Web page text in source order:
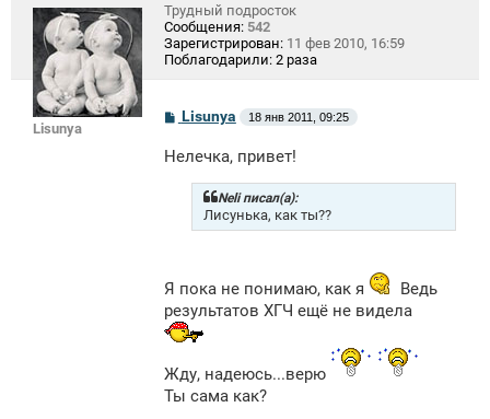
Lisunya
Трудный подросток
Сообщения: 542
Зарегистрирован: 11 фев 2010, 16:59
Поблагодарили: 2 раза
С
о
б
Lisunya 18 янв 2011, 09:25
Нелечка, привет!
Neli писал(а):
Лисунька, как ты??
Я пока не понимаю, как я
Ведь
результатов ХГЧ ещё не видела
Жду, надеюсь...верю
Ты сама как?